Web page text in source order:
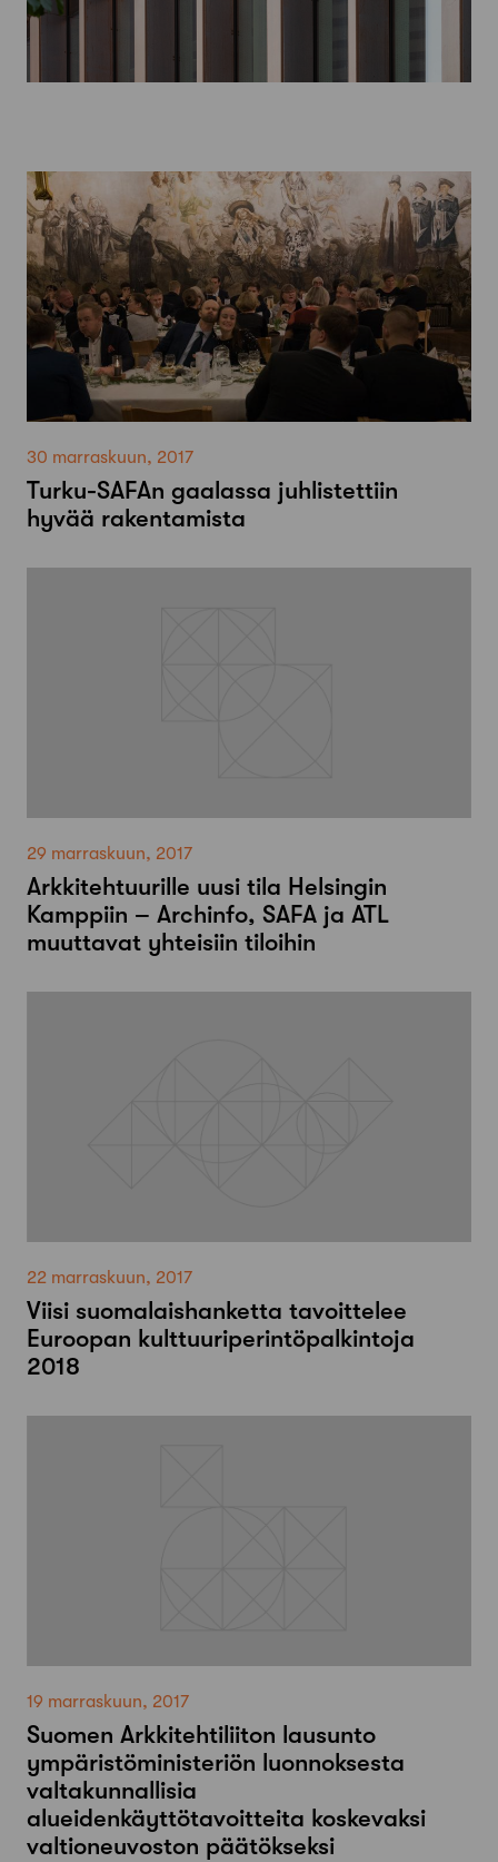
30 marraskuun, 2017
Turku-SAFAn gaalassa juhlistettiin
hyvää rakentamista
29 marraskuun, 2017
Arkkitehtuurille uusi tila Helsingin
Kamppiin – Archinfo, SAFA ja ATL
muuttavat yhteisiin tiloihin
22 marraskuun, 2017
Viisi suomalaishanketta tavoittelee
Euroopan kulttuuriperintöpalkintoja
2018
19 marraskuun, 2017
Suomen Arkkitehtiliiton lausunto
ympäristöministeriön luonnoksesta
valtakunnallisia
alueidenkäyttötavoitteita koskevaksi
valtioneuvoston päätökseksi